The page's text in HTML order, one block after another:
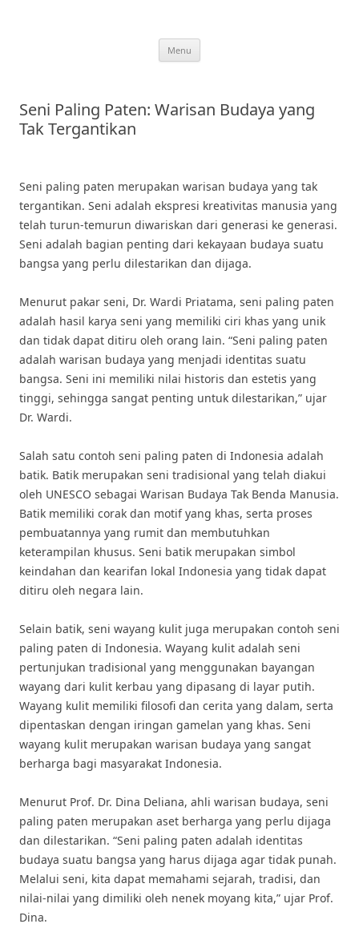
Menu
Seni Paling Paten: Warisan Budaya yang
Tak Tergantikan
Seni paling paten merupakan warisan budaya yang tak
tergantikan. Seni adalah ekspresi kreativitas manusia yang
telah turun-temurun diwariskan dari generasi ke generasi.
Seni adalah bagian penting dari kekayaan budaya suatu
bangsa yang perlu dilestarikan dan dijaga.
Menurut pakar seni, Dr. Wardi Priatama, seni paling paten
adalah hasil karya seni yang memiliki ciri khas yang unik
dan tidak dapat ditiru oleh orang lain. “Seni paling paten
adalah warisan budaya yang menjadi identitas suatu
bangsa. Seni ini memiliki nilai historis dan estetis yang
tinggi, sehingga sangat penting untuk dilestarikan,” ujar
Dr. Wardi.
Salah satu contoh seni paling paten di Indonesia adalah
batik. Batik merupakan seni tradisional yang telah diakui
oleh UNESCO sebagai Warisan Budaya Tak Benda Manusia.
Batik memiliki corak dan motif yang khas, serta proses
pembuatannya yang rumit dan membutuhkan
keterampilan khusus. Seni batik merupakan simbol
keindahan dan kearifan lokal Indonesia yang tidak dapat
ditiru oleh negara lain.
Selain batik, seni wayang kulit juga merupakan contoh seni
paling paten di Indonesia. Wayang kulit adalah seni
pertunjukan tradisional yang menggunakan bayangan
wayang dari kulit kerbau yang dipasang di layar putih.
Wayang kulit memiliki filosofi dan cerita yang dalam, serta
dipentaskan dengan iringan gamelan yang khas. Seni
wayang kulit merupakan warisan budaya yang sangat
berharga bagi masyarakat Indonesia.
Menurut Prof. Dr. Dina Deliana, ahli warisan budaya, seni
paling paten merupakan aset berharga yang perlu dijaga
dan dilestarikan. “Seni paling paten adalah identitas
budaya suatu bangsa yang harus dijaga agar tidak punah.
Melalui seni, kita dapat memahami sejarah, tradisi, dan
nilai-nilai yang dimiliki oleh nenek moyang kita,” ujar Prof.
Dina.